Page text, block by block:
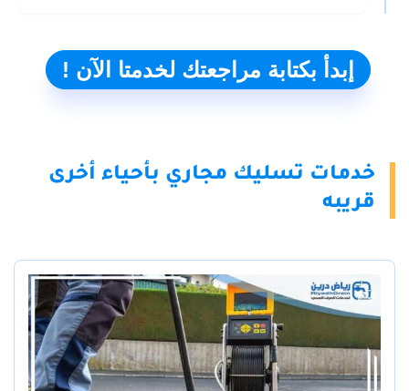
إبدأ بكتابة مراجعتك لخدمتا الآن !
خدمات تسليك مجاري بأحياء أخرى
قريبه